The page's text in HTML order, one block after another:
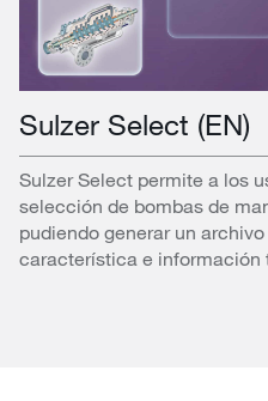
Sulzer Select (EN)
Sulzer Select permite a los
selección de bombas de
pudiendo generar un
característica e información